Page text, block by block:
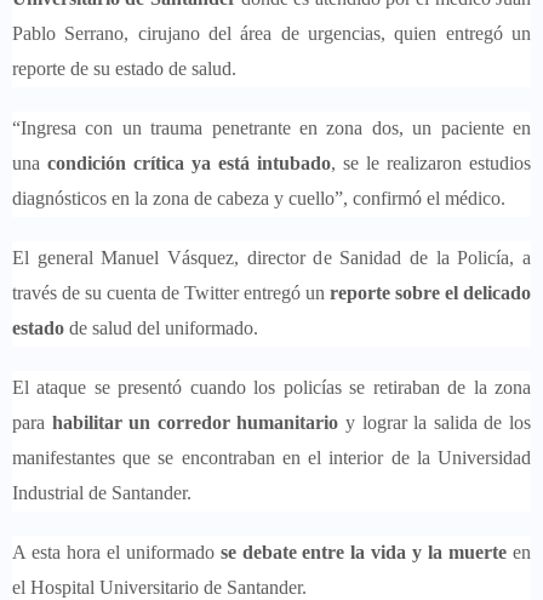
Pablo Serrano, cirujano del área de urgencias, quien entregó un
reporte de su estado de salud.
“Ingresa con un trauma penetrante en zona dos, un paciente en
una condición crítica ya está intubado, se le realizaron estudios
diagnósticos en la zona de cabeza y cuello”, confirmó el médico.
El general Manuel Vásquez, director de Sanidad de la Policía, a
través de su cuenta de Twitter entregó un reporte sobre el delicado
estado de salud del uniformado.
El ataque se presentó cuando los policías se retiraban de la zona
para habilitar un corredor humanitarioy lograr la salida de los
manifestantes que se encontraban en el interior de la Universidad
Industrial de Santander.
A esta hora el uniformado se debate entre la vida y la muerte en
el Hospital Universitario de Santander.